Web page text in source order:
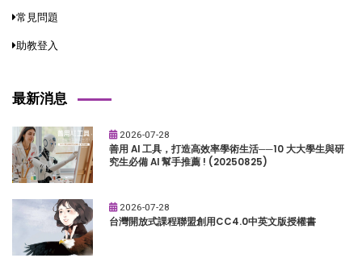
常見問題
助教登入
最新消息
2026-07-28
善用 AI 工具，打造高效率學術生活──10 大大學生與研
究生必備 AI 幫手推薦 ! (20250825)
2026-07-28
台灣開放式課程聯盟創用CC4.0中英文版授權書